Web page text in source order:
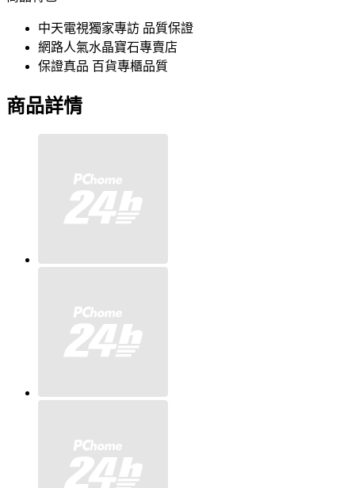
中天電視獨家專訪 品質保證
網路人氣水晶寶石專賣店
保證真品 百貨專櫃品質
商品詳情